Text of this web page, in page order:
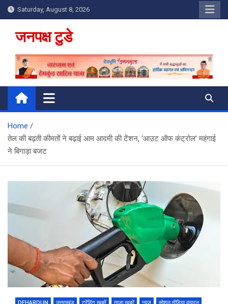
Skip
to
content
Saturday, August 8, 2026
जनपक्ष टुडे
Home
तेल की बढ़ती कीमतों ने बढ़ाई आम आदमी की टेंशन, ‘आउट ऑफ कंट्रोल’ महंगाई
ने बिगाड़ा बजट